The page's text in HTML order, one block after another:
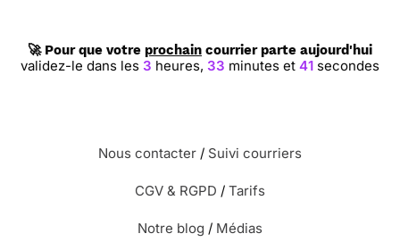
🚀 Pour que votre prochain courrier parte aujourd'hui
validez-le dans les 3heures, 33minutes et 40 secondes
Nous contacter / Suivi courriers
CGV & RGPD / Tarifs
Notre blog / Médias